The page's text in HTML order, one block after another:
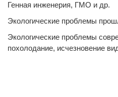
Генная инженерия, ГМО и др.
Экологические проблемы
Экологические проблемы
похолодание, исчезновение